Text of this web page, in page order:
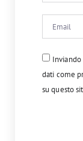
dati come
su questo